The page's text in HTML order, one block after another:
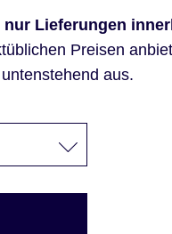
nur Lieferungen
Preisen
aus.